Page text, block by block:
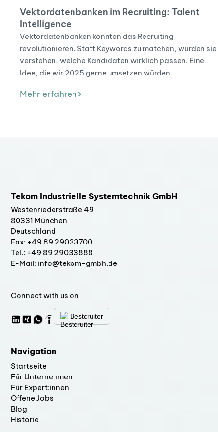
Vektordatenbanken im Recruiting: Talent
Intelligence
Vektordatenbanken könnten das Recruiting
revolutionieren. Statt Keywords zu matchen, würden sie
verstehen, welche Kandidaten wirklich passen. Eine
Idee, die wir 2025 gerne umsetzen würden.
Mehr erfahren
Tekom Industrielle Systemtechnik GmbH
Westenriederstraße 49
80331 München
Deutschland
Fax: +49 89 29033700
Tel.: +49 89 29033888
E-Mail: info@tekom-gmbh.de
Connect with us on
Bestcruiter
Navigation
Startseite
Für Unternehmen
Für Expert:innen
Offene Jobs
Blog
Historie